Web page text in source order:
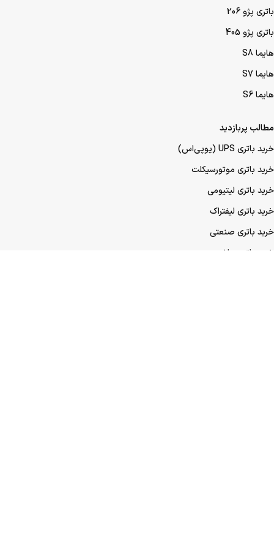
باتری پژو 206
باتری پژو 405
هایما S8
هایما S7
هایما S6
مطالب پربازدید
خرید باتری UPS (یو‌پی‌اس)
خرید باتری موتورسیکلت
خرید باتری لیتیومی
خرید باتری لیفتراک
خرید باتری صنعتی
خرید باتری ماشین